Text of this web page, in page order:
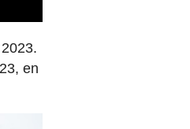
en